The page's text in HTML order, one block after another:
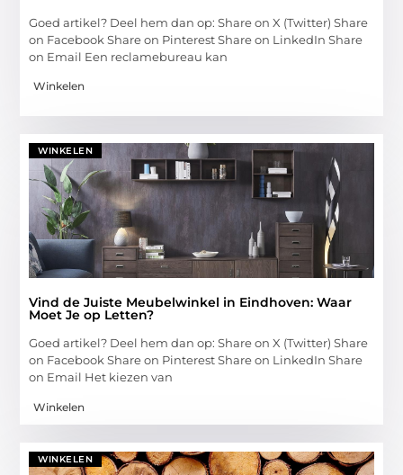
Goed artikel? Deel hem dan op: Share on X (Twitter) Share
on Facebook Share on Pinterest Share on LinkedIn Share
on Email Een reclamebureau kan
Winkelen
WINKELEN
Vind de Juiste Meubelwinkel in Eindhoven: Waar
Moet Je op Letten?
Goed artikel? Deel hem dan op: Share on X (Twitter) Share
on Facebook Share on Pinterest Share on LinkedIn Share
on Email Het kiezen van
Winkelen
WINKELEN